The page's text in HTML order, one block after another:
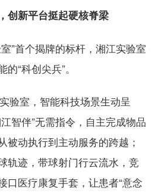
创新平台挺起硬核脊梁
首个揭牌的标杆，湘江实验室
“科创尖兵”。
室，智能科技场景生动呈
智伴”无需指令，自主完成物品
被动执行到主动服务的跨越；
轨迹，带球射门行云流水，竞
口医疗康复手套，让患者“意念